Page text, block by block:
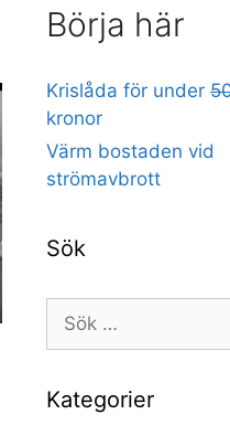
Börja här
Krislåda för under
kronor
Värm bostaden vid
strömavbrott
Sök
Sök
efter:
Kategorier